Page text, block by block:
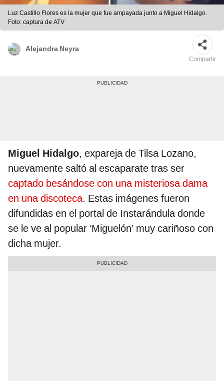
Luz Castillo Flores es la mujer que fue ampayada junto a Miguel Hidalgo.
Foto: captura de ATV
Alejandra Neyra
Compartir
Miguel Hidalgo, expareja de Tilsa Lozano,
nuevamente saltó al escaparate tras ser
captado besándose con una misteriosa dama
en una discoteca. Estas imágenes fueron
difundidas en el portal de Instarándula donde
se le ve al popular ‘Miguelón’ muy cariñoso con
dicha mujer.